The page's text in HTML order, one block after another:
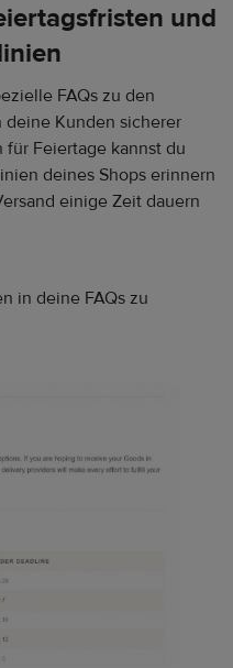
und
FAQs zu den
Kunden sicherer
Feiertage kannst du
deines Shops erinnern
einige Zeit dauern
in deine FAQs zu